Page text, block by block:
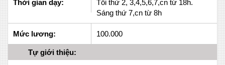
Thời gian dạy:
Tối thứ 2, 3,4,5,6,7,cn từ 18h.
Sáng thứ 7,cn từ 8h
Mức lương: 100.000
Tự giới thiệu: